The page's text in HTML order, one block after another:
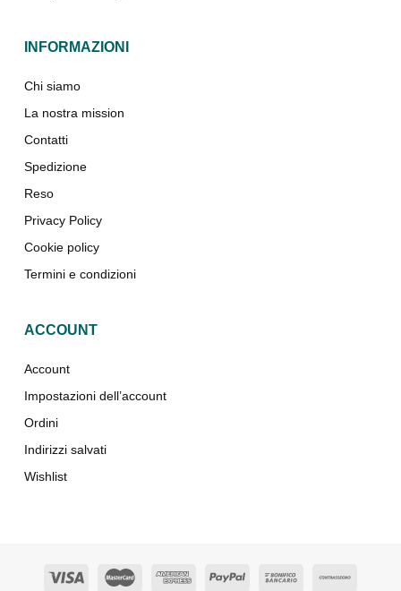
INFORMAZIONI
Chi siamo
La nostra mission
Contatti
Spedizione
Reso
Privacy Policy
Cookie policy
Termini e condizioni
ACCOUNT
Account
Impostazioni dell’account
Ordini
Indirizzi salvati
Wishlist